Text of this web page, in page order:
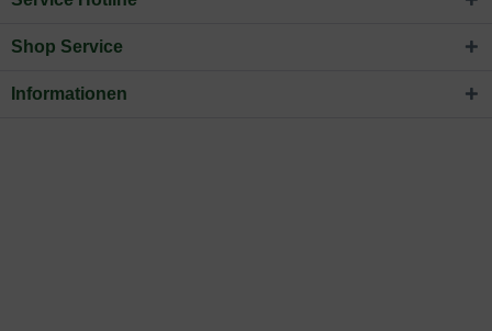
Shop Service
Informationen